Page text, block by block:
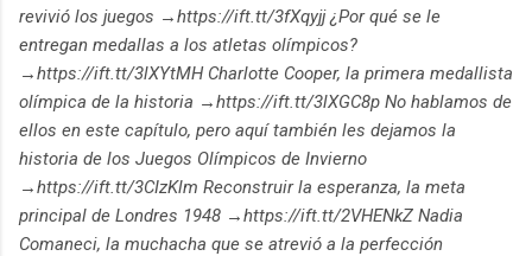
revivió los juegos →https://ift.tt/3fXqyjj ¿Por qué se le
entregan medallas a los atletas olímpicos?
→https://ift.tt/3lXYtMH Charlotte Cooper, la primera medallista
olímpica de la historia →https://ift.tt/3lXGC8p No hablamos de
ellos en este capítulo, pero aquí también les dejamos la
historia de los Juegos Olímpicos de Invierno
→https://ift.tt/3CIzKlm Reconstruir la esperanza, la meta
principal de Londres 1948 →https://ift.tt/2VHENkZ Nadia
Comaneci, la muchacha que se atrevió a la perfección